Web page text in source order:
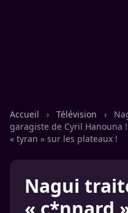
Accueil › Télévision ›
garagiste de Cyril Hanouna !
« tyran » sur les plateaux !
Nagui